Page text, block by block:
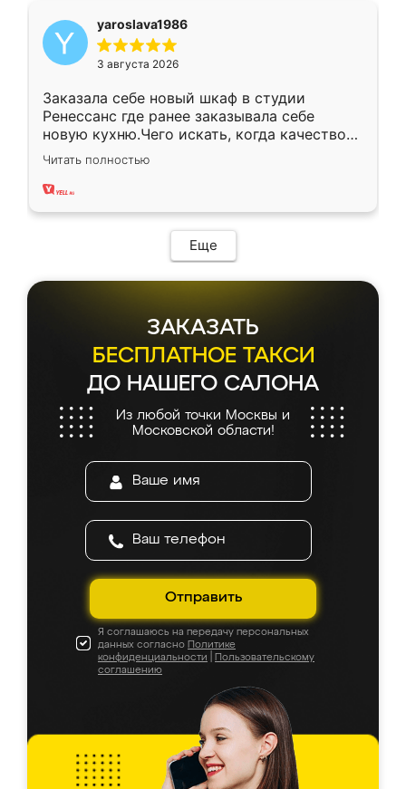
yaroslava1986
3 августа 2026
Заказала себе новый шкаф в студии
Ренессанс где ранее заказывала себе
новую кухню.Чего искать, когда качеством
вполне довольна. Служит кухня уже почти
два года, нареканий нет.
Читать полностью
Еще
ЗАКАЗАТЬ
БЕСПЛАТНОЕ ТАКСИ
ДО НАШЕГО САЛОНА
Из любой точки Москвы и
Московской области!
Отправить
Я соглашаюсь на передачу персональных
данных согласно Политике
конфиденциальности
Пользовательскому
соглашению